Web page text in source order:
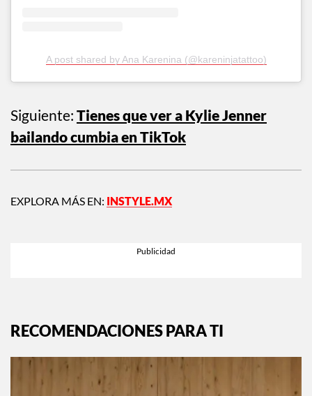
A post shared by Ana Karenina (@kareninjatattoo)
Siguiente: Tienes que ver a Kylie Jenner
bailando cumbia en TikTok
EXPLORA MÁS EN: INSTYLE.MX
RECOMENDACIONES PARA TI